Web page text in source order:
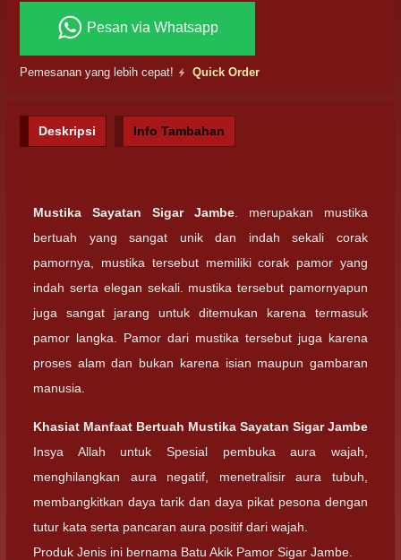
Pesan via Whatsapp
Pemesanan yang lebih cepat! Quick Order
Deskripsi Info Tambahan
Mustika Sayatan Sigar Jambe. merupakan mustika
bertuah yang sangat unik dan indah sekali corak
pamornya, mustika tersebut memiliki corak pamor yang
indah serta elegan sekali. mustika tersebut pamornyapun
juga sangat jarang untuk ditemukan karena termasuk
pamor langka. Pamor dari mustika tersebut juga karena
proses alam dan bukan karena isian maupun gambaran
manusia.
Khasiat Manfaat Bertuah Mustika Sayatan Sigar Jambe
Insya Allah untuk Spesial pembuka aura wajah,
menghilangkan aura negatif, menetralisir aura tubuh,
membangkitkan daya tarik dan daya pikat pesona dengan
tutur kata serta pancaran aura positif dari wajah.
Produk Jenis ini bernama Batu Akik Pamor Sigar Jambe.